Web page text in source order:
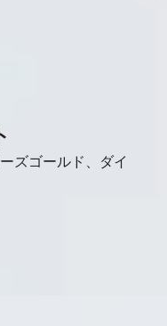
ズゴールド、ダイ